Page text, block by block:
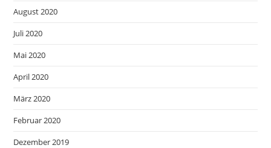
August 2020
Juli 2020
Mai 2020
April 2020
März 2020
Februar 2020
Dezember 2019